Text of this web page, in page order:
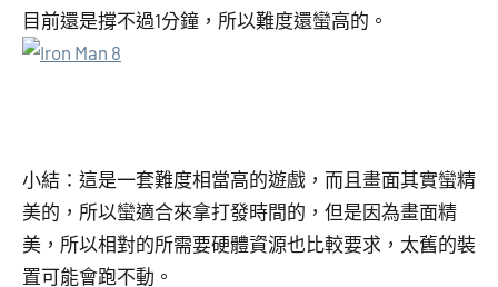
目前還是撐不過1分鐘，所以難度還蠻高的。
小結：這是一套難度相當高的遊戲，而且畫面其實蠻精
美的，所以蠻適合來拿打發時間的，但是因為畫面精
美，所以相對的所需要硬體資源也比較要求，太舊的裝
置可能會跑不動。